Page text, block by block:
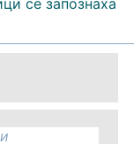
се запознаха